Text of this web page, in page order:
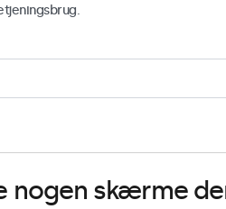
nogen skærme